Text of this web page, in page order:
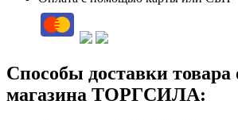
Способы доставки товара
магазина ТОРГСИЛА: